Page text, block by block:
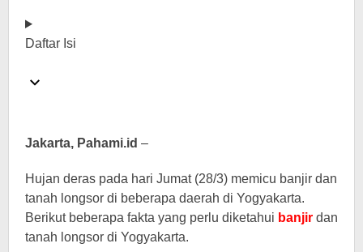
Daftar Isi
Jakarta, Pahami.id –
Hujan deras pada hari Jumat (28/3) memicu banjir dan
tanah longsor di beberapa daerah di Yogyakarta.
Berikut beberapa fakta yang perlu diketahui banjir dan
tanah longsor di Yogyakarta.